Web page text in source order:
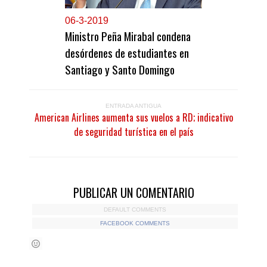
06-3-2019
Ministro Peña Mirabal condena
desórdenes de estudiantes en
Santiago y Santo Domingo
ENTRADA ANTIGUA
American Airlines aumenta sus vuelos a RD; indicativo
de seguridad turística en el país
PUBLICAR UN COMENTARIO
DEFAULT COMMENTS
FACEBOOK COMMENTS